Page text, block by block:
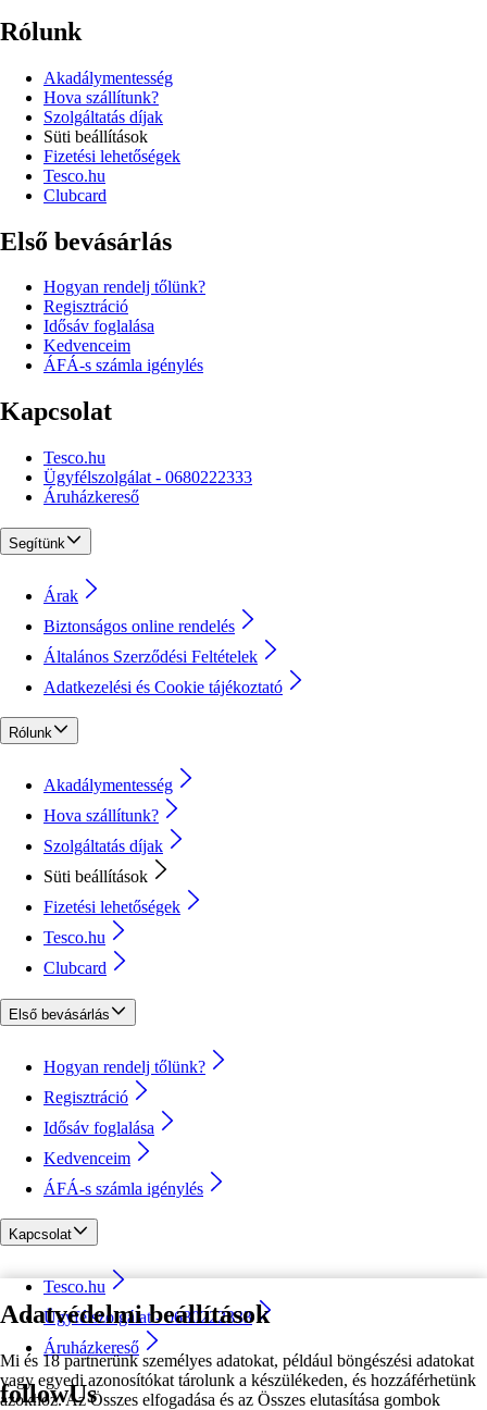
Adatvédelmi beállítások
Mi és 18 partnerünk személyes adatokat, például böngészési adatokat
vagy egyedi azonosítókat tárolunk a készülékeden, és hozzáférhetünk
azokhoz. Az Összes elfogadása és az Összes elutasítása gombok
Rólunk
Akadálymentesség
Hova szállítunk?
Szolgáltatás díjak
Süti beállítások
Fizetési lehetőségek
Tesco.hu
Clubcard
Első bevásárlás
Hogyan rendelj tőlünk?
Regisztráció
Idősáv foglalása
Kedvenceim
ÁFÁ-s számla igénylés
Kapcsolat
Tesco.hu
Ügyfélszolgálat - 0680222333
Áruházkereső
Segítünk
Árak
Biztonságos online rendelés
Általános Szerződési Feltételek
Adatkezelési és Cookie tájékoztató
Rólunk
Akadálymentesség
Hova szállítunk?
Szolgáltatás díjak
Süti beállítások
Fizetési lehetőségek
Tesco.hu
Clubcard
Első bevásárlás
Hogyan rendelj tőlünk?
Regisztráció
Idősáv foglalása
Kedvenceim
ÁFÁ-s számla igénylés
Kapcsolat
Tesco.hu
Ügyfélszolgálat - 0680222333
Áruházkereső
followUs